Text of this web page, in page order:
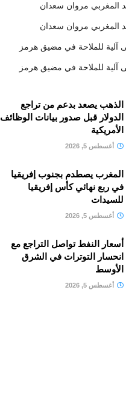
المغربي مروان سعدان
المغربي مروان سعدان
آلية للملاحة في مضيق هرمز
آلية للملاحة في مضيق هرمز
الذهب يصعد بدعم من تراجع
الدولار قبل صدور بيانات الوظائف
الأمريكية
أغسطس 5, 2026
المغرب يصطدم بجنوب إفريقيا
في ربع نهائي كأس إفريقيا
للسيدات
أغسطس 5, 2026
أسعار النفط تواصل التراجع مع
انحسار التوترات في الشرق
الأوسط
أغسطس 5, 2026